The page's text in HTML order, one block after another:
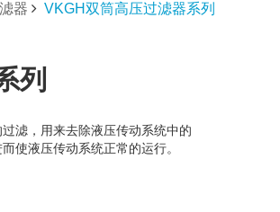
器 VKGH双筒高压过滤器系列
列
滤，用来去除液压传动系统中的
使液压传动系统正常的运行。